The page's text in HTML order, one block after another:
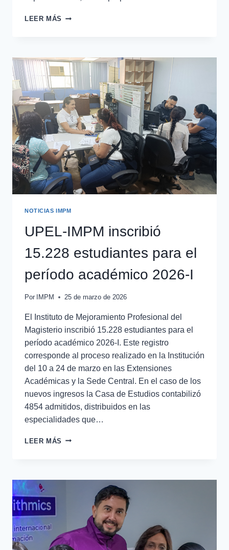
LEER MÁS
NOTICIAS IMPM
UPEL-IMPM inscribió
15.228 estudiantes para el
período académico 2026-I
Por IMPM 25 de marzo de 2026
El Instituto de Mejoramiento Profesional del
Magisterio inscribió 15.228 estudiantes para el
período académico 2026-I. Este registro
corresponde al proceso realizado en la Institución
del 10 a 24 de marzo en las Extensiones
Académicas y la Sede Central. En el caso de los
nuevos ingresos la Casa de Estudios contabilizó
4854 admitidos, distribuidos en las
especialidades que…
LEER MÁS